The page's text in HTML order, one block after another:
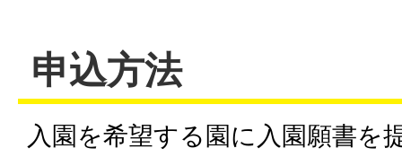
申込方法
入園を希望する園に入園願書を